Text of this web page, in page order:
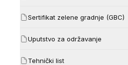
Sertifikat zelene gradnje (GBC)
Uputstvo za održavanje
Tehnički list